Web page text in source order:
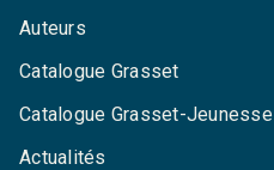
Auteurs
Catalogue Grasset
Catalogue Grasset-Jeunesse
Actualités